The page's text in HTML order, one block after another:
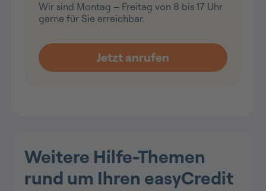
Wir sind Montag – Freitag von 8 bis 17 Uhr
gerne für Sie erreichbar.
Weitere Hilfe-Themen
rund um Ihren easyCredit